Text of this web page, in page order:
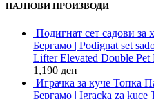
НАЈНОВИ ПРОИЗВОДИ
Подигнат сет садови
Бергамо | Podignat set
Lifter Elevated Double
1,190 ден
Играчка за куче Топка
Бергамо | Igracka za kuce